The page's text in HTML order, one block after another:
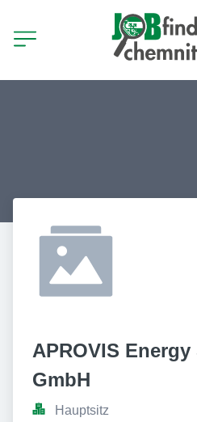
APROVIS
GmbH
Hauptsitz